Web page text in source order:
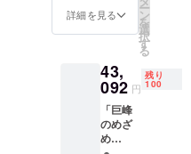
相談－
ト。後
日、
メール
にて日
程を確
定の
m」×１
箱＋
「食の
箋」×３
０分＋
「巨峰
のめざ
め
Premiu
詳細を見る ー
ン
を
選
択
す
る
43,
092 円
残り
100
「巨峰
のめざ
め